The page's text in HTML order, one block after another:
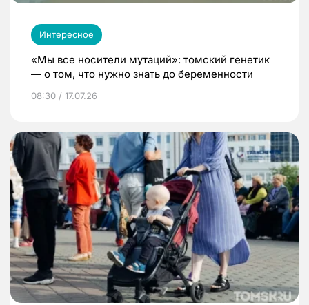
Интересное
«Мы все носители мутаций»: томский генетик
— о том, что нужно знать до беременности
08:30 / 17.07.26